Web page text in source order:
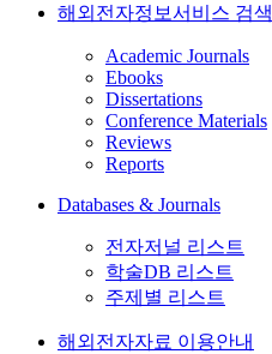
해외전자정보서비스 검색
Academic Journals
Ebooks
Dissertations
Conference Materials
Reviews
Reports
Databases & Journals
전자저널 리스트
학술DB 리스트
주제별 리스트
해외전자자료 이용안내